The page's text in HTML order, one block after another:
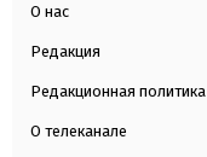
О нас
Редакция
Редакционная политика
О телеканале